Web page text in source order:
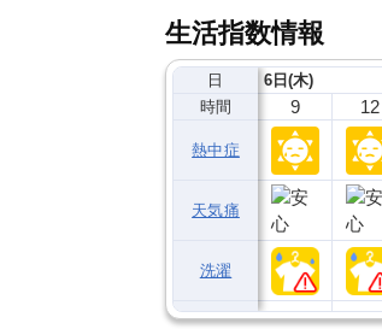
生活指数情報
日
時間
熱中症
天気痛
洗濯
6日(木)
9 12